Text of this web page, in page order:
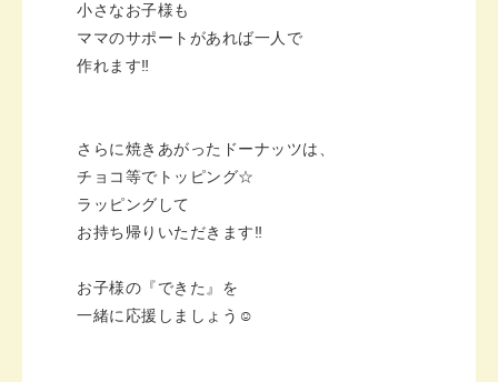
小さなお子様も
ママのサポートがあれば一人で
作れます‼
さらに焼きあがったドーナッツは、
チョコ等でトッピング☆
ラッピングして
お持ち帰りいただきます‼
お子様の『できた』を
一緒に応援しましょう☺